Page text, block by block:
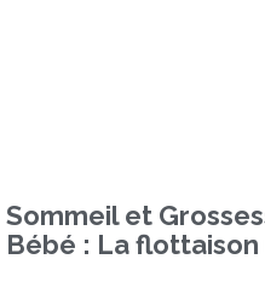
Sommeil et
Bébé : La